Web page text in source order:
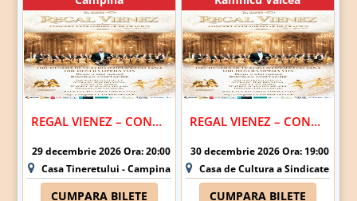
REGAL VIENEZ – CONCERT EXTRAORDINAR DE CRACIUN | CAMPINA
29 decembrie 2026 Ora: 20:00
Casa Tineretului - Campina
CUMPARA BILETE
REGAL VIENEZ – CONCERT EXTRAORDINAR DE CRACIUN | RAMNICU VALCEA
30 decembrie 2026 Ora: 19:00
Casa de Cultura a Sindicatelor
CUMPARA BILETE